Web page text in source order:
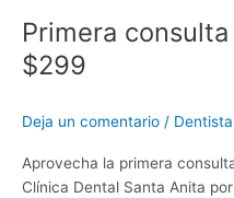
Primera
$299
Deja un comentario /
Aprovecha la primera
Clínica Dental Santa Anita